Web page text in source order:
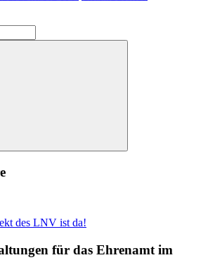
Suchen
des LNV ist da!
für das Ehrenamt im